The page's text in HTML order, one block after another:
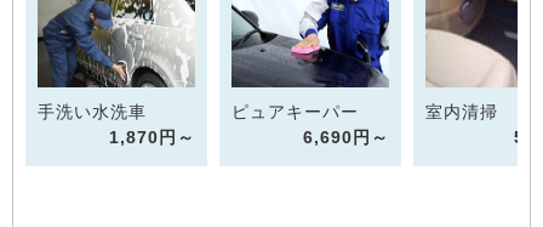
手洗い水洗車
1,870円～
ピュアキーパー
6,690円～
室内清掃 1